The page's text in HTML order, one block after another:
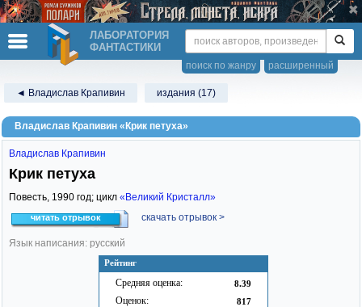
ЛАБОРАТОРИЯ
ФАНТАСТИКИ
расширенный
поиск по жанру
◄ Владислав Крапивин издания (17)
Владислав Крапивин «Крик петуха»
Рейтинг
Средняя оценка: 8.39
Оценок: 817
Владислав Крапивин
Крик петуха
Повесть, 1990 год; цикл «Великий Кристалл»
читать отрывок скачать отрывок >
Язык написания: русский